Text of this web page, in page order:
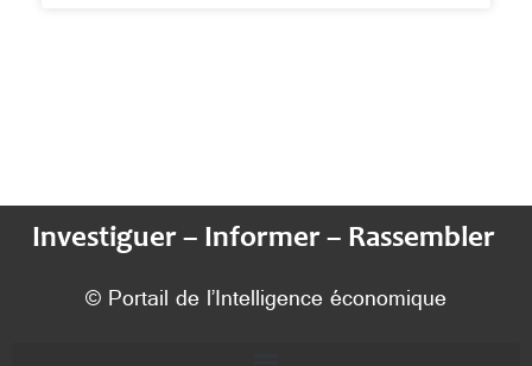
Investiguer – Informer – Rassembler
© Portail de l’Intelligence économique